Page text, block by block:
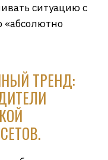
ситуацию с
«абсолютно
ТРЕНД: